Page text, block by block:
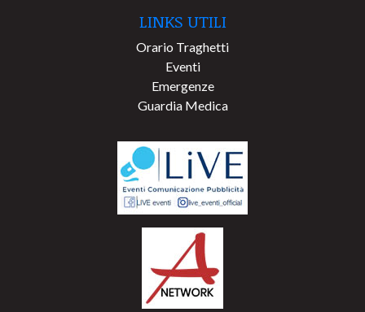
LINKS UTILI
Orario Traghetti
Eventi
Emergenze
Guardia Medica